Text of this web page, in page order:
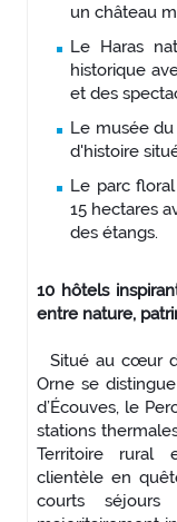
un château
Le Haras
historique
et des
Le musée
d'histoire
Le parc
15 hectares
des étangs.
10 hôtels
entre nature,
Situé au cœur
Orne se
d’Écouves, le
stations
Territoire rural
clientèle en
courts séjours